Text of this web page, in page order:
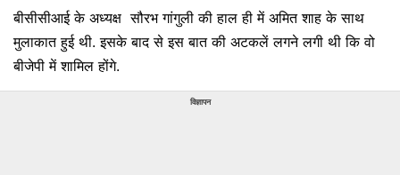
बीसीसीआई के अध्यक्ष सौरभ गांगुली की हाल ही में अमित शाह के साथ
मुलाकात हुई थी. इसके बाद से इस बात की अटकलें लगने लगी थी कि वो
बीजेपी में शामिल होंगे.
विज्ञापन